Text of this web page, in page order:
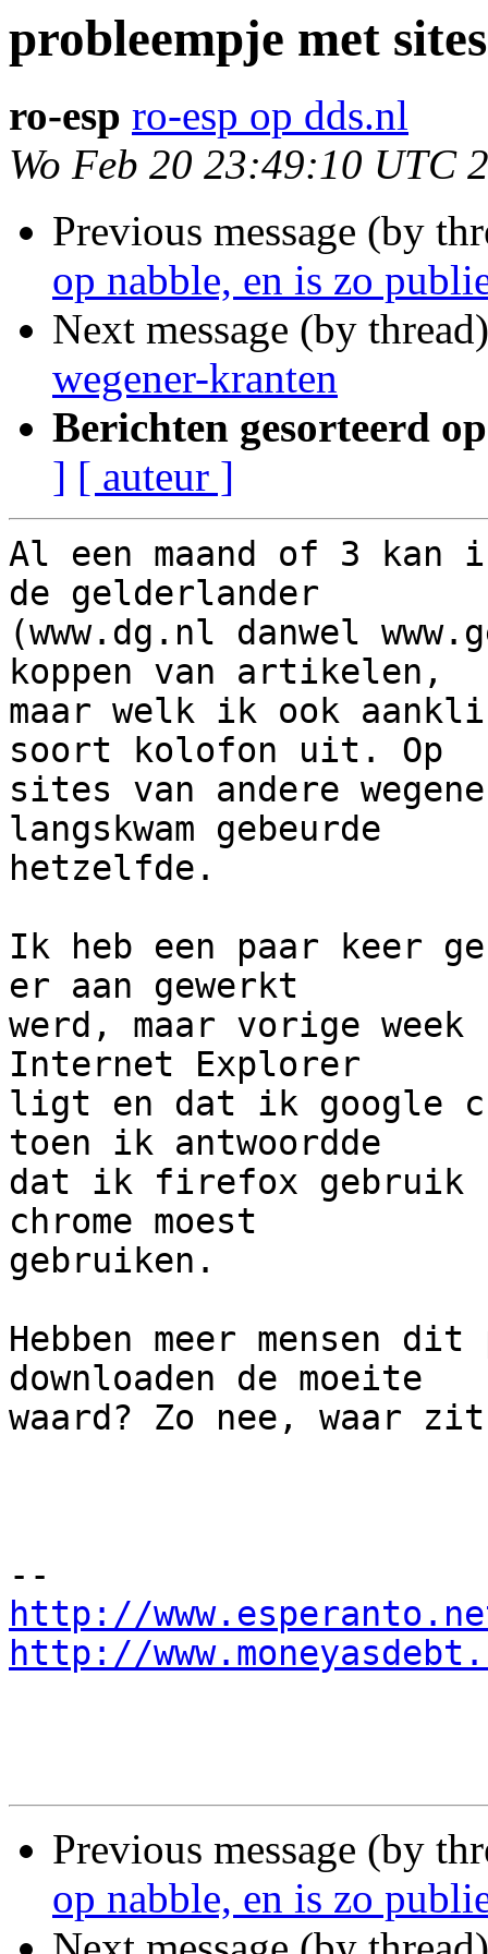
probleempje met
ro-esp ro-esp op dds.nl
Wo Feb 20 23:49:10 UTC
Previous message (by
op nabble, en is zo
Next message (by
wegener-kranten
Berichten gesorteerd
] [ auteur ]
Al een maand of 3 kan
de gelderlander
(www.dg.nl danwel
koppen van artikelen,
maar welk ik ook
soort kolofon uit. Op
sites van andere
langskwam gebeurde
hetzelfde.
Ik heb een paar keer
er aan gewerkt
werd, maar vorige
Internet Explorer
ligt en dat ik google
toen ik antwoordde
dat ik firefox gebruik
chrome moest
gebruiken.
Hebben meer mensen
downloaden de moeite
waard? Zo nee, waar
http://
http://
Previous message (by
op nabble, en is zo